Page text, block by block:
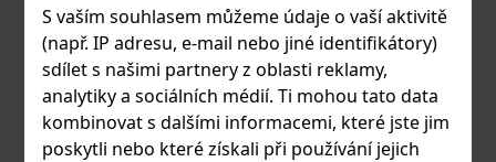
S vaším souhlasem můžeme údaje o vaší aktivitě
(např. IP adresu, e-mail nebo jiné identifikátory)
sdílet s našimi partnery z oblasti reklamy,
analytiky a sociálních médií. Ti mohou tato data
kombinovat s dalšími informacemi, které jste jim
poskytli nebo které získali při používání jejich